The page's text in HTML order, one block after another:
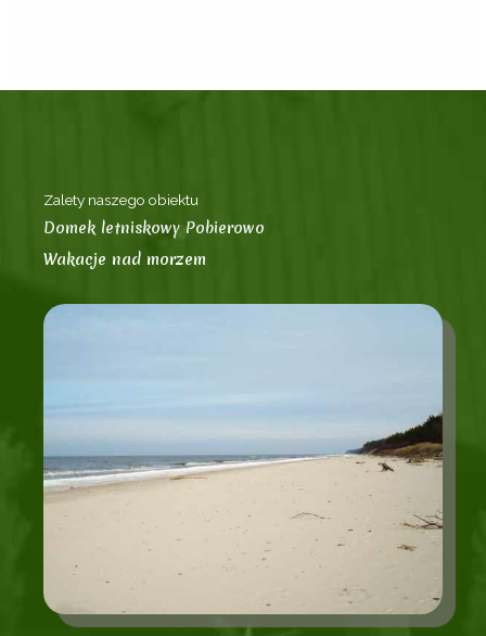
Zalety naszego obiektu
Domek letniskowy Pobierowo
Wakacje nad morzem